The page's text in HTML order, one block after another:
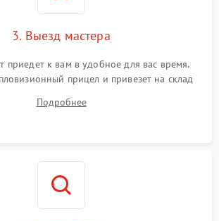
3. Выезд мастера
приедет к вам в удобное для вас время.
прицел и привезет на склад
Подробнее